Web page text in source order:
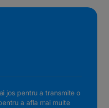
jos pentru a transmite o
a afla mai multe